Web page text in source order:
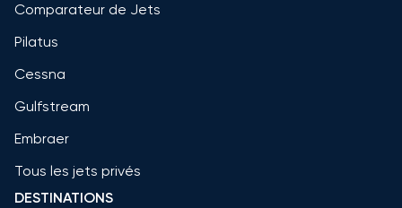
Comparateur de Jets
Pilatus
Cessna
Gulfstream
Embraer
Tous les jets privés
DESTINATIONS